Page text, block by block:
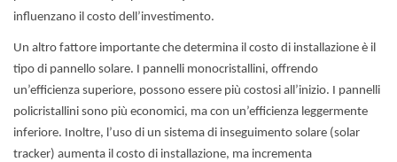
influenzano il costo dell’investimento.
Un altro fattore importante che determina il costo di installazione è il
tipo di pannello solare. I pannelli monocristallini, offrendo
un’efficienza superiore, possono essere più costosi all’inizio. I pannelli
policristallini sono più economici, ma con un’efficienza leggermente
inferiore. Inoltre, l’uso di un sistema di inseguimento solare (solar
tracker) aumenta il costo di installazione, ma incrementa